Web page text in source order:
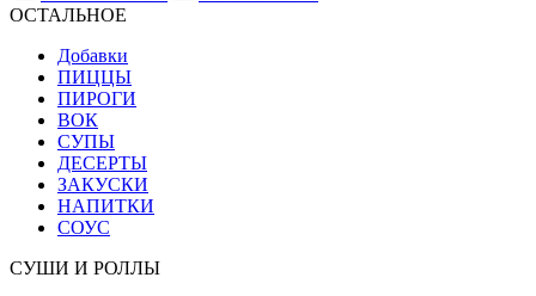
ОСТАЛЬНОЕ
Добавки
ПИЦЦЫ
ПИРОГИ
ВОК
СУПЫ
ДЕСЕРТЫ
ЗАКУСКИ
НАПИТКИ
СОУС
СУШИ И РОЛЛЫ